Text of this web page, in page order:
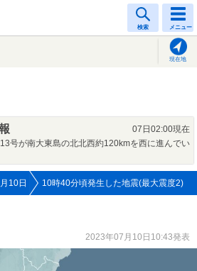
検索 メニュー
現在地
07日02:00現在
号が南大東島の北北西約120kmを西に進んでい
10日 10時40分頃発生した地震(最大震度2)
2023年07月10日10:43発表